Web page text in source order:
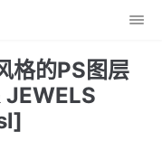
格的PS图层
JEWELS